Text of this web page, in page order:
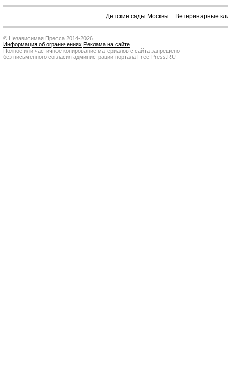
Детские сады Москвы :: Ветеринарные
© Независимая Пресса 2014-2026
Информация об ограничениях Реклама на сайте
Полное или частичное копирование материалов с сайта запрещено
без письменного согласия администрации портала Free-Press.RU